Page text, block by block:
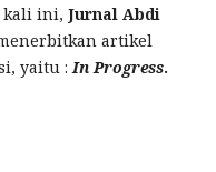
kali ini, Jurnal Abdi
artikel
yaitu :In Progress.